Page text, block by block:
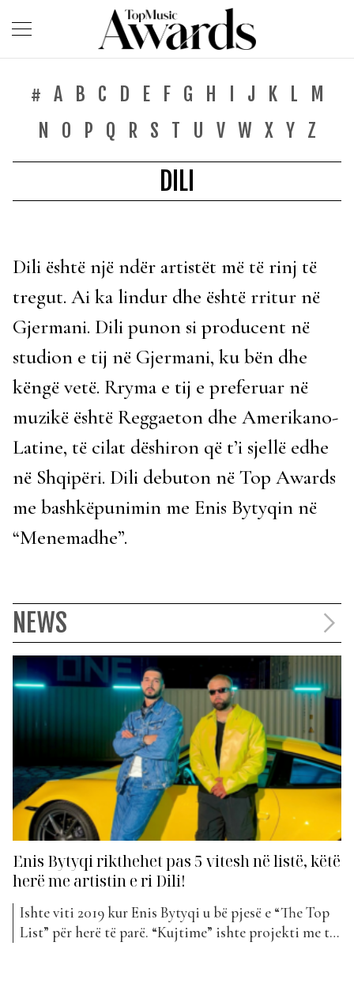
# A B C D E F G H J K L
M
N
O P Q R S T U V W X Y Z
DILI
Dili është një ndër artistët më të rinj të
tregut. Ai ka lindur dhe është rritur në
Gjermani. Dili punon si producent në
studion e tij në Gjermani, ku bën dhe
këngë vetë. Rryma e tij e preferuar në
muzikë është Reggaeton dhe Amerikano-
Latine, të cilat dëshiron që t’i sjellë edhe
në Shqipëri. Dili debuton në Top Awards
me bashkëpunimin me Enis Bytyqin në
“Menemadhe”.
NEWS
Enis Bytyqi rikthehet pas 5 vitesh në listë, këtë
herë me artistin e ri Dili!
Ishte viti 2019 kur Enis Bytyqi u bë pjesë e “The Top
List” për herë të parë. “Kujtime” ishte projekti me të